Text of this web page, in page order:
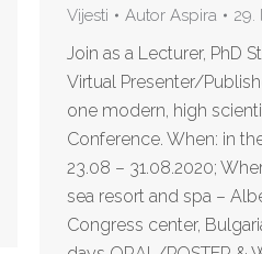
Vijesti Autor Aspira 29.
Join as a Lecturer, PhD
Virtual Presenter/
one modern, high
Conference. When: in
23.08 – 31.08.2020;
sea resort and spa –
Congress center,